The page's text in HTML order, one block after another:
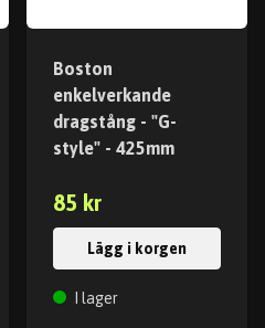
Boston
enkelverkande
dragstång - "G-
style" - 425mm
85 kr
Lägg i korgen
I lager